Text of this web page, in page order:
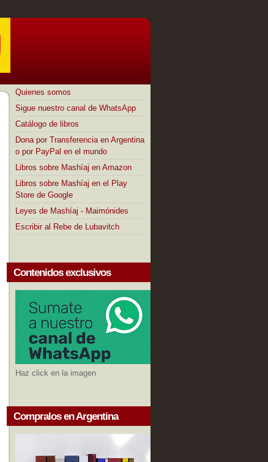
Quienes somos
Sigue nuestro canal de WhatsApp
Catálogo de libros
Dona por Transferencia en Argentina
o por PayPal en el mundo
Libros sobre Mashíaj en Amazon
Libros sobre Mashíaj en el Play
Store de Google
Leyes de Mashíaj - Maimónides
Escribir al Rebe de Lubavitch
Contenidos exclusivos
Haz click en la imagen
Compralos en Argentina